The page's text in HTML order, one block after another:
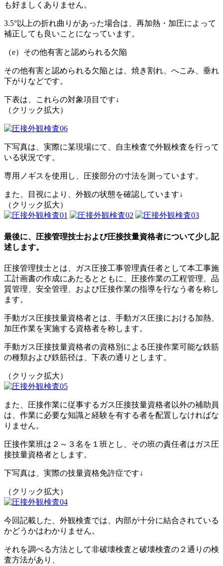
も好ましくありません。
3.5°以上の折れ曲りがあった場合は、再加熱・加圧によって
補正しても良いことになっています。
（e）その他有害と認められる欠陥
その他有害と認められる欠陥とは、焼き割れ、へこみ、垂れ
下がりなどです。
下表は、これらの対象項目です↓
（クリック拡大）
下写真は、実際に某現場にて、自主検査で外観検査を行って
いる状況です。
専用ノギスを使用し、圧接部分の寸法を測っています。
また、目視により、外観の状態を確認しています↓
（クリック拡大）
最後に、圧接管理技士および圧接技量資格者について少し記
述します。
圧接管理技士とは、ガス圧接工事管理責任者として本工事施
工計画書の作成にあたるとともに、圧接作業の工程管理、品
質管理、安全管理、および圧接作業の指導を行なう者を称し
ます。
手動ガス圧接技量資格者とは、手動ガス圧接における加熱、
加圧作業を実施する資格者を称します。
手動ガス圧接技量資格者の資格別による圧接作業可能な鉄筋
の種類および鉄筋径は、下表の通りとします。
（クリック拡大）
また、圧接作業に従事するガス圧接技量資格者以外の補助員
は、作業に必要な知識と経験を有する者を配置しなければな
りません。
圧接作業班は２～３名を１班とし、その班の責任者はガス圧
接技量資格者とします。
下写真は、実際の技量資格免許症です↓
（クリック拡大）
今回記載した、外観検査では、内部が十分に結合されている
かどうかはわかりません。
それを調べる方法として非破壊検査と破壊検査の２通りの検
査方法があり、